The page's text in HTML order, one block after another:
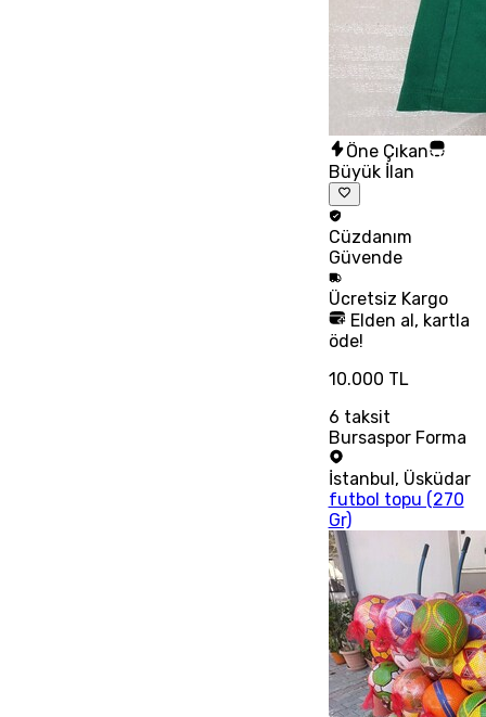
Öne Çıkan
Büyük İlan
Cüzdanım
Güvende
Ücretsiz Kargo
Elden al, kartla
öde!
10.000 TL
6 taksit
Bursaspor Forma
İstanbul , Üsküdar
futbol topu (270
Gr)